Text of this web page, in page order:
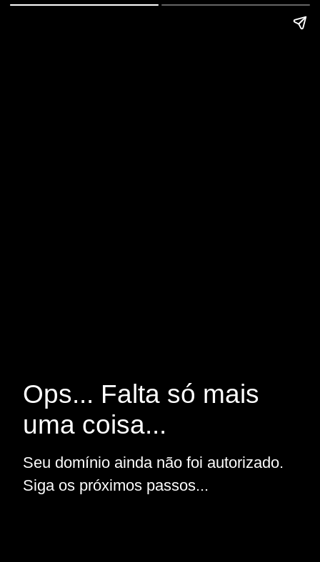
Ops... Falta só mais
uma coisa...
Seu domínio ainda não foi autorizado.
Siga os próximos passos...